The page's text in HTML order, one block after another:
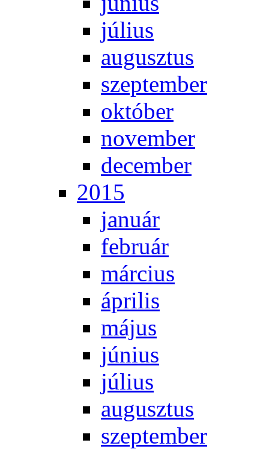
jú­li­us
au­gusz­tus
szep­tem­ber
ok­tó­ber
no­vem­ber
de­cem­ber
2015
ja­nu­ár
feb­ru­ár
már­ci­us
áp­ri­lis
má­jus
jú­ni­us
jú­li­us
au­gusz­tus
szep­tem­ber